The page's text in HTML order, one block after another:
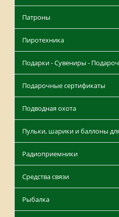
Патроны
Пиротехника
Подарки - Сувениры -
Подарочные сертификаты
Подводная охота
Пульки, шарики и баллоны
Радиоприемники
Средства связи
Рыбалка